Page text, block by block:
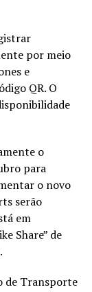
por meio
e
QR. O
o
para
o novo
serão
em
Share” de
de Transporte